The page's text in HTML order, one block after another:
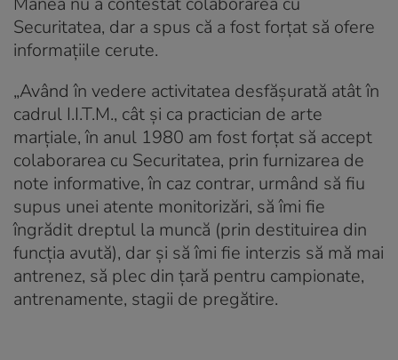
Securitatea, dar a spus că a fost forțat să ofere
informațiile cerute.
„Având în vedere activitatea desfășurată atât în
cadrul I.I.T.M., cât și ca practician de arte
marțiale, în anul 1980 am fost forțat să accept
colaborarea cu Securitatea, prin furnizarea de
note informative, în caz contrar, urmând să fiu
supus unei atente monitorizări, să îmi fie
îngrădit dreptul la muncă (prin destituirea din
funcția avută), dar și să îmi fie interzis să mă mai
antrenez, să plec din țară pentru campionate,
antrenamente, stagii de pregătire.